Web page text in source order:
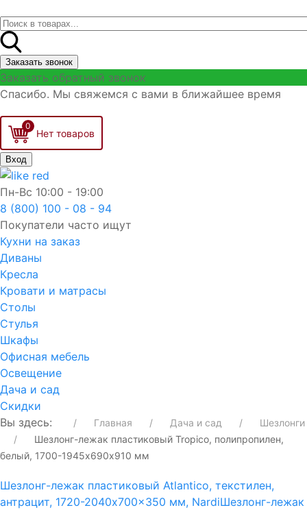
Заказать звонок
Заказать обратный звонок
Спасибо. Мы свяжемся с вами в ближайшее время
0
Вход
Пн-Вс 10:00 - 19:00
8 (800) 100 - 08 - 94
Покупатели часто ищут
Кухни на заказ
Диваны
Кресла
Кровати и матрасы
Столы
Стулья
Шкафы
Офисная мебель
Освещение
Дача и сад
Скидки
Вы здесь:
Главная Дача и сад
Шезлонги
Шезлонг-лежак пластиковый Tropico, полипропилен,
белый, 1700-1945х690х910 мм
Шезлонг-лежак пластиковый Atlantico, текстилен,
антрацит, 1720-2040x700x350 мм, NardiШезлонг-лежак